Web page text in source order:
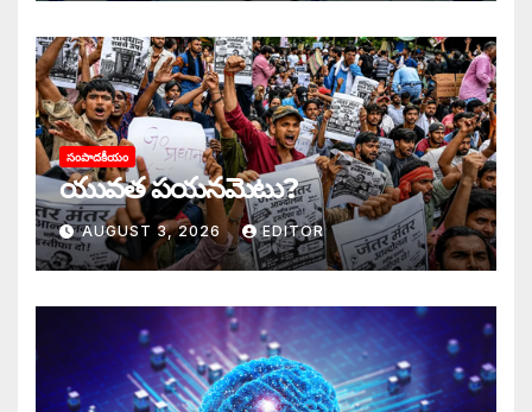
సంపాదకీయం
యువత పయనమెటు?
AUGUST 3, 2026 EDITOR